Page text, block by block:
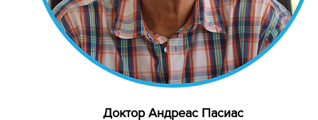
Доктор Андреас Пасиас